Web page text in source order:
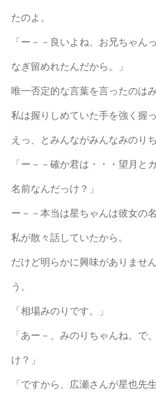
たのよ。
「ー－－良いよね、お兄ちゃん
なぎ留めれたんだから。」
唯一否定的な言葉を言ったのは
私は握りしめていた手を強く握っ
えっ、とみんながみんなみのり
「ー－－確か君は・・・望月と
名前なんだっけ？」
ー－－本当は星ちゃんは彼女の
私が散々話していたから。
だけど明らかに興味がありませ
う。
「相場みのりです。」
「あー－、みのりちゃんね。で
け？」
「ですから、広瀬さんが星也先